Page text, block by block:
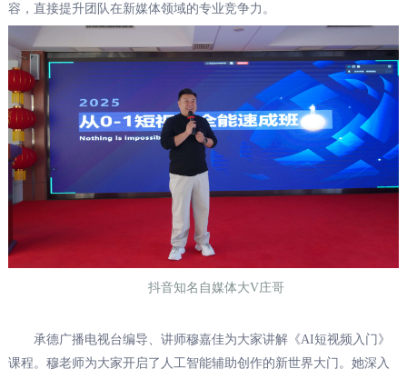
容，直接提升团队在新媒体领域的专业竞争力。
抖音知名自媒体大V庄哥
承德广播电视台编导、讲师穆嘉佳为大家讲解《AI短视频入门》
课程。穆老师为大家开启了人工智能辅助创作的新世界大门。她深入